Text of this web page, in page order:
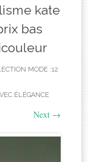
kate
bas
MODE :12
ÉLÉGANCE
Next →